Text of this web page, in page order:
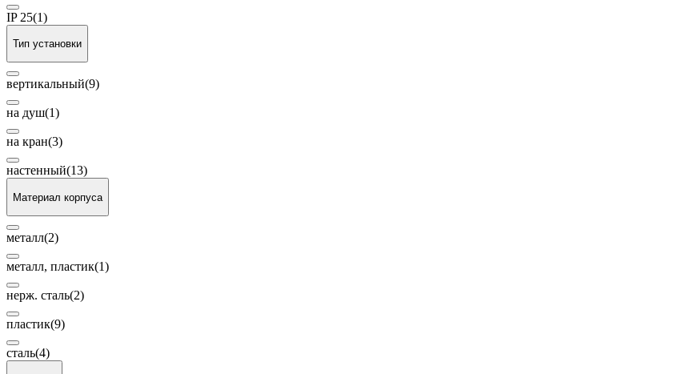
IP 25(1)
Тип установки
вертикальный(9)
на душ(1)
на кран(3)
настенный(13)
Материал корпуса
металл(2)
металл, пластик(1)
нерж. сталь(2)
пластик(9)
сталь(4)